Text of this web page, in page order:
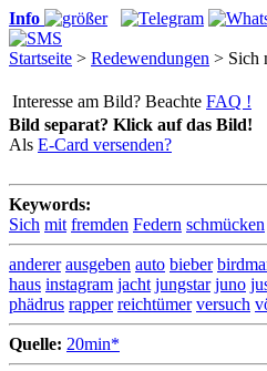
Info
Startseite > Redewendungen > Sich
Interesse am Bild? Beachte FAQ !
Bild separat? Klick auf das Bild!
Als E-Card versenden?
Keywords:
Sich mit fremden Federn schmücken
anderer ausgeben auto bieber
haus instagram jacht jungstar juno
phädrus rapper reichtümer versuch
Quelle: 20min*